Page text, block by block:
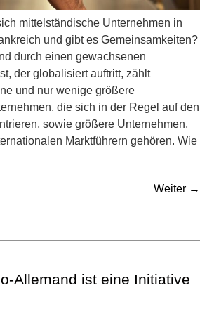
mittelständische Unternehmen in
und gibt es Gemeinsamkeiten?
durch einen gewachsenen
der globalisiert auftritt, zählt
und nur wenige größere
die sich in der Regel auf den
sowie größere Unternehmen,
Marktführern gehören. Wie
Weiter →
Allemand ist eine Initiative